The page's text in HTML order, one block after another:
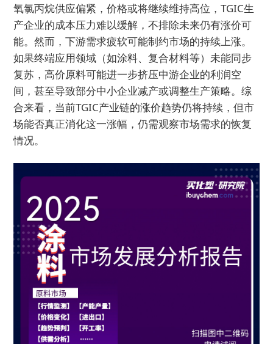
氧氯丙烷供应偏紧，价格或将继续维持高位，TGIC生
产企业的成本压力难以缓解，不排除未来仍有涨价可
能。然而，下游需求疲软可能制约市场的持续上涨。
如果终端应用领域（如涂料、复合材料等）未能同步
复苏，高价原料可能进一步挤压中游企业的利润空
间，甚至导致部分中小企业减产或调整生产策略。综
合来看，当前TGIC产业链的涨价趋势仍将持续，但市
场能否真正消化这一涨幅，仍需观察市场需求的恢复
情况。